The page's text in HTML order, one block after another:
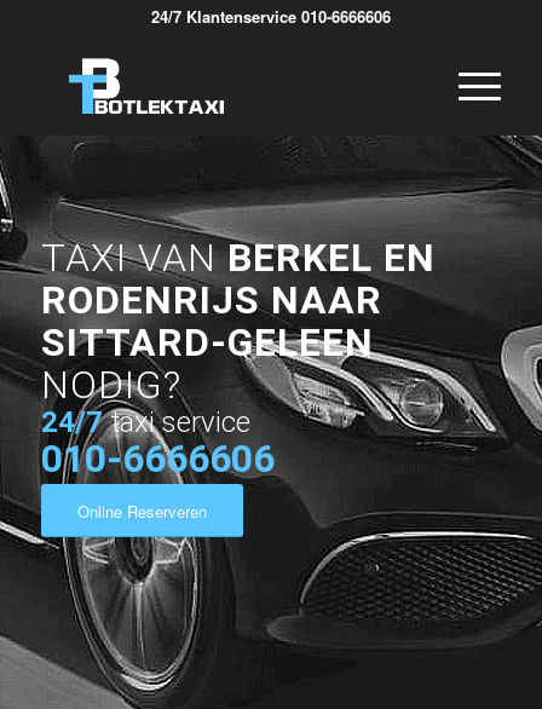
24/7 Klantenservice 010-6666606
TAXI VANBERKEL EN
RODENRIJS NAAR
SITTARD-GELEEN
NODIG?
24/7 taxi service
010-6666606
Online Reserveren